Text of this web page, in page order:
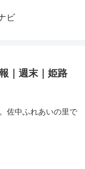
ビ
｜週末｜姫路
佐中ふれあいの里で